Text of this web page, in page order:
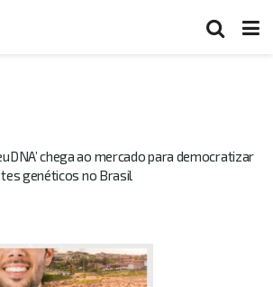
chega ao mercado para democratizar
genéticos no Brasil